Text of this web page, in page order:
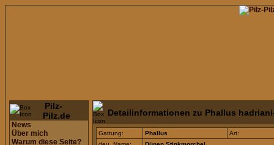
Pilz-
Pilz.de
News
Über mich
Warum diese Seite?
Detailinformationen zu Phallus
Gattung: Phallus
Art: